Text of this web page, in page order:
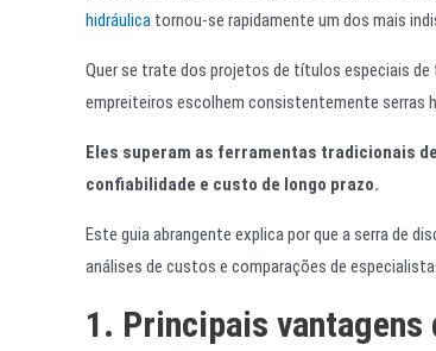
hidráulica tornou-se rapidamente um dos mais
Quer se trate dos projetos de títulos especiais
empreiteiros escolhem consistentemente serras
Eles superam as ferramentas tradicionais
confiabilidade e custo de longo prazo.
Este guia abrangente explica por que a serra de
análises de custos e comparações de
1. Principais